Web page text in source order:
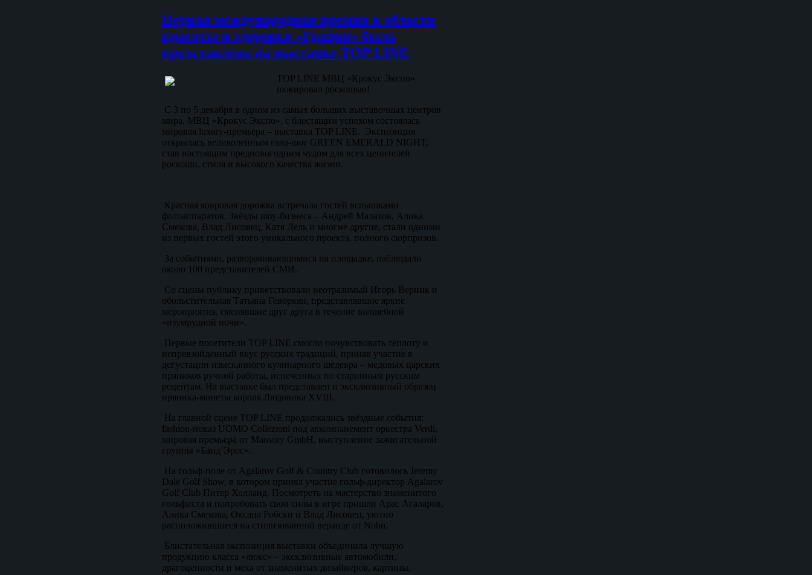
Первая международная премия в области
красоты и здоровья «Грация» была
представлена на выставке TOP LINE
TOP LINE МВЦ «Крокус Экспо»
шокировал роскошью!
С 3 по 5 декабря в одном из самых больших выставочных центров
мира, МВЦ «Крокус Экспо», с блестящим успехом состоялась
мировая luxury-премьера – выставка TOP LINE. Экспозиция
открылась великолепным гала-шоу GREEN EMERALD NIGHT,
став настоящим предновогодним чудом для всех ценителей
роскоши, стиля и высокого качества жизни.
Красная ковровая дорожка встречала гостей вспышками
фотоаппаратов. Звёзды шоу-бизнеса – Андрей Малахов, Алика
Смехова, Влад Лисовец, Катя Лель и многие другие, стали одними
из первых гостей этого уникального проекта, полного сюрпризов.
За событиями, разворачивающимися на площадке, наблюдали
около 100 представителей СМИ.
Со сцены публику приветствовали неотразимый Игорь Верник и
обольстительная Татьяна Геворкян, представлявшие яркие
мероприятия, сменявшие друг друга в течение волшебной
«изумрудной ночи».
Первые посетители TOP LINE смогли почувствовать теплоту и
непревзойденный вкус русских традиций, приняв участие в
дегустации изысканного кулинарного шедевра – медовых царских
пряников ручной работы, испеченных по старинным русским
рецептам. На выставке был представлен и эксклюзивный образец
пряника-монеты короля Людовика XVIII.
На главной сцене TOP LINE продолжались звёздные события:
fashion-показ UOMO Collezioni под аккомпанемент оркестра Verdi,
мировая премьера от Mansory GmbH, выступление зажигательной
группы «Банд’Эрос».
На гольф-поле от Agalarov Golf & Country Club готовилось Jeremy
Dale Golf Show, в котором принял участие гольф-директор Agalarov
Golf Club Питер Холланд. Посмотреть на мастерство знаменитого
гольфиста и попробовать свои силы в игре пришли Арас Агаларов,
Алика Смехова, Оксана Робски и Влад Лисовец, уютно
расположившиеся на стилизованной веранде от Nobu.
Блистательная экспозиция выставки объединила лучшую
продукцию класса «люкс» – эксклюзивные автомобили,
драгоценности и меха от знаменитых дизайнеров, картины,